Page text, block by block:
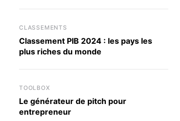
CLASSEMENTS
Classement PIB 2024 : les pays les
plus riches du monde
TOOLBOX
Le générateur de pitch pour
entrepreneur